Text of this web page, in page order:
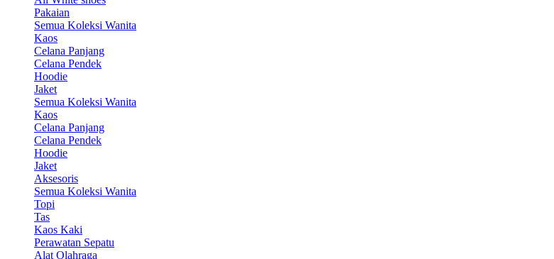
Pakaian
Semua Koleksi Wanita
Kaos
Celana Panjang
Celana Pendek
Hoodie
Jaket
Semua Koleksi Wanita
Kaos
Celana Panjang
Celana Pendek
Hoodie
Jaket
Aksesoris
Semua Koleksi Wanita
Topi
Tas
Kaos Kaki
Perawatan Sepatu
Alat Olahraga